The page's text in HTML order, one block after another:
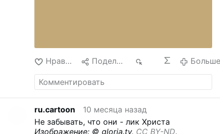
Нравится Поделиться
ru.cartoon
10 месяца назад
Не забывать, что они - лик Христа
Изображение: © gloria.tv, CC BY-ND,